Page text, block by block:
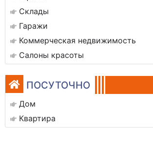
Склады
Гаражи
Коммерческая недвижимость
Салоны красоты
ПОСУТОЧНО
Дом
Квартира